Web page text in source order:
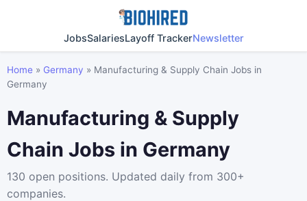
JobsSalariesLayoff TrackerNewsletter
Home » Germany » Manufacturing & Supply Chain Jobs in
Germany
Manufacturing & Supply
Chain Jobs in Germany
130 open positions. Updated daily from 300+
companies.